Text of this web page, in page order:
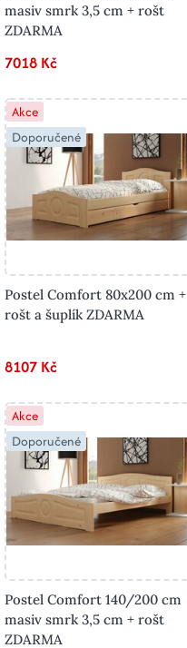
masiv smrk 3,5 cm + rošt
ZDARMA
7018 Kč
Akce
Doporučené
Postel Comfort 80x200 cm +
rošt a šuplík ZDARMA
8107 Kč
Akce
Doporučené
Postel Comfort 140/200 cm
masiv smrk 3,5 cm + rošt
ZDARMA